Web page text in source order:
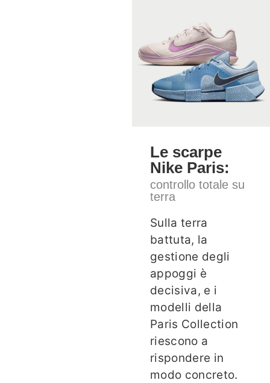
Le scarpe
Nike Paris:
controllo totale su
terra
Sulla terra
battuta, la
gestione degli
appoggi è
decisiva, e i
modelli della
Paris Collection
riescono a
rispondere in
modo concreto.